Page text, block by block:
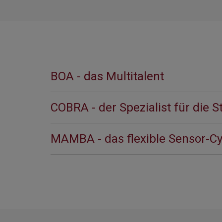
BOA - das Multitalent
COBRA - der Spezialist für die
MAMBA - das flexible Sensor-